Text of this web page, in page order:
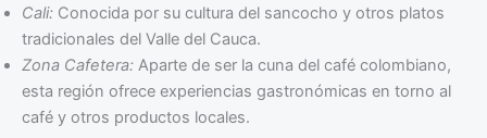
Cali: Conocida por su cultura del sancocho y otros platos
tradicionales del Valle del Cauca.
Zona Cafetera: Aparte de ser la cuna del café colombiano,
esta región ofrece experiencias gastronómicas en torno al
café y otros productos locales.